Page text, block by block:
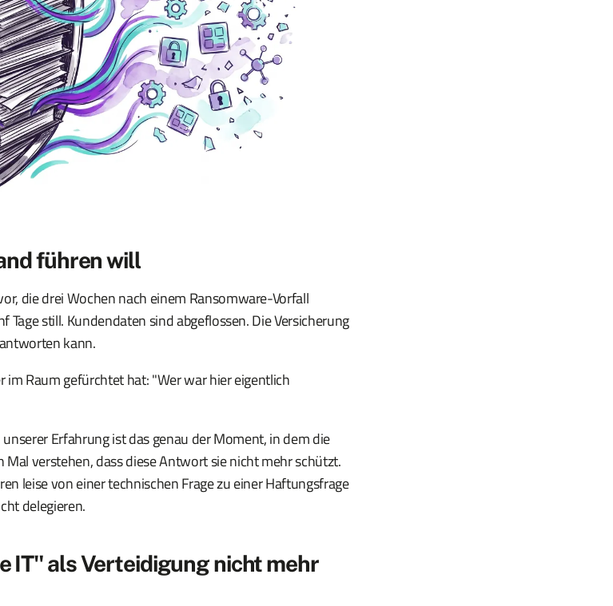
führen will
die drei Wochen nach einem Ransomware-Vorfall
still. Kundendaten sind abgeflossen. Die Versicherung
kann.
im Raum gefürchtet hat: "Wer war hier eigentlich
Erfahrung ist das genau der Moment, in dem die
verstehen, dass diese Antwort sie nicht mehr schützt.
leise von einer technischen Frage zu einer Haftungsfrage
delegieren.
IT" als Verteidigung nicht mehr